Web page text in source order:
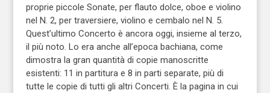
proprie piccole Sonate, per flauto dolce, oboe e violino
nel N. 2, per traversiere, violino e cembalo nel N. 5.
Quest’ultimo Concerto è ancora oggi, insieme al terzo,
il più noto. Lo era anche all’epoca bachiana, come
dimostra la gran quantità di copie manoscritte
esistenti: 11 in partitura e 8 in parti separate, più di
tutte le copie di tutti gli altri Concerti. È la pagina in cui